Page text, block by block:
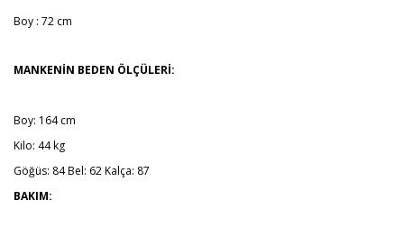
Boy : 72 cm
MANKENİN BEDEN ÖLÇÜLERİ:
Boy: 164 cm
Kilo: 44 kg
Göğüs: 84 Bel: 62 Kalça: 87
BAKIM: